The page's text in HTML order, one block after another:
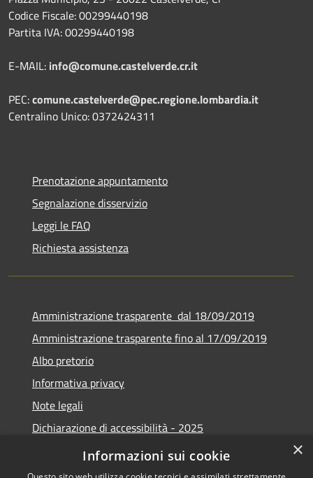
Codice Fiscale: 00299440198
Partita IVA: 00299440198
E-MAIL: info@comune.castelverde.cr.it
PEC:comune.castelverde@pec.regione.lombardia.it
Centralino Unico: 0372424311
Prenotazione appuntamento
Segnalazione disservizio
Leggi le FAQ
Richiesta assistenza
Amministrazione trasparente dal 18/09/2019
Amministrazione trasparente fino al 17/09/2019
Albo pretorio
Informativa privacy
Note legali
Dichiarazione di accessibilità - 2025
Obiettivi di accessibilità - 2025
×
Informazioni sui cookie